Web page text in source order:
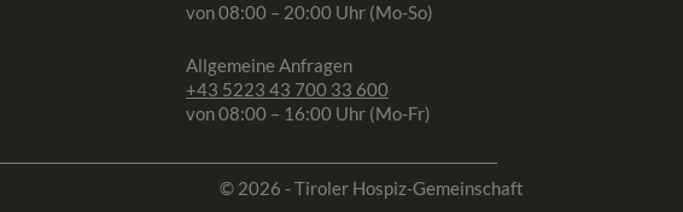
von 08:00 – 20:00 Uhr (Mo-So)
Allgemeine Anfragen
+43 5223 43 700 33 600
von 08:00 – 16:00 Uhr (Mo-Fr)
© 2026 - Tiroler Hospiz-Gemeinschaft